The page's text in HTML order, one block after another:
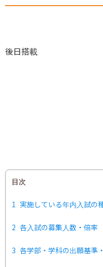
後日搭載
目次
1 実施している年内入試の
2 各入試の募集人数・倍率
3 各学部・学科の出願基準